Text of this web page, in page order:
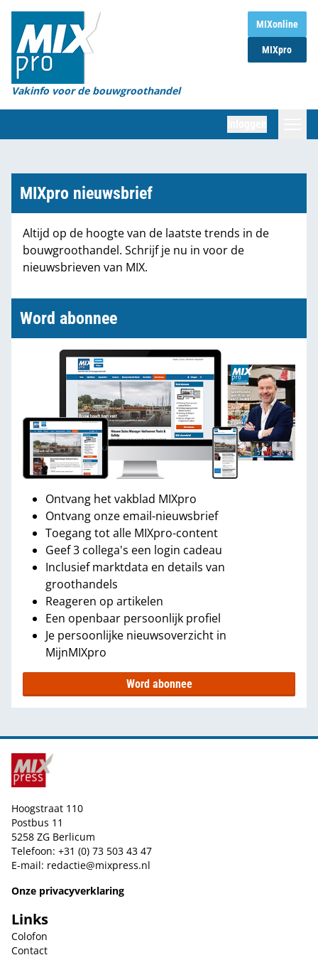
MIXonline
MIXpro
Vakinfo voor de bouwgroothandel
Home
Magazines
Organisaties
Marktcijfers
Partners
MIXpro nieuwsbrief
Altijd op de hoogte van de laatste trends in de
bouwgroothandel. Schrijf je nu in voor de
nieuwsbrieven van MIX.
Word abonnee
Ontvang het vakblad MIXpro
Ontvang onze email-nieuwsbrief
Toegang tot alle MIXpro-content
Geef 3 collega's een login cadeau
Inclusief marktdata en details van
groothandels
Reageren op artikelen
Een openbaar persoonlijk profiel
Je persoonlijke nieuwsoverzicht in
MijnMIXpro
Word abonnee
Hoogstraat 110
Postbus 11
5258 ZG Berlicum
Telefoon: +31 (0) 73 503 43 47
E-mail: redactie@mixpress.nl
Onze privacyverklaring
Links
Colofon
Contact